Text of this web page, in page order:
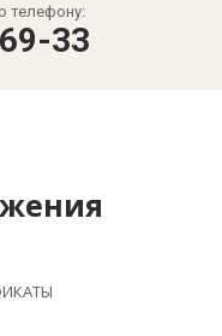
телефону:
33